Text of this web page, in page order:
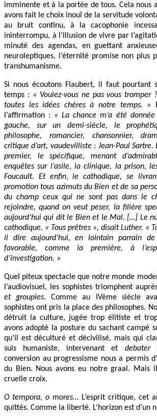
imminente et à la portée de tous. Cela nous
avons fait le choix inouï de la servitude
au bruit continu, à la cacophonie
ininterrompu, à l’illusion de vivre par
minuté des agendas, en guettant
neuroleptiques, l’éternité promise non plus
transhumanisme.
Si nous écoutons Flaubert, il faut pourtant
temps : « Voulez-vous ne pas vous tromper
toutes les idées chères à notre temps. »
l’affirmation : « La chance m’a été
gauche, sur un demi-siècle, le
philosophe, romancier, chansonnier,
critique d’art, vaudevilliste : Jean-Paul
premier, le spécifique, menant
enquêtes sur l’asile, la clinique, la prison,
Foucault. Et enfin, le cathodique, se
promotion tous azimuts du Bien et de sa
du champ ceux qui ne sont pas dans le
rejoindre, quand on veut peser, la filière
aujourd’hui qui dit le Bien et le Mal. […] Le
cathodique. « Tous prêtres », disait Luther. «
il dire aujourd’hui, en lointain parrain de
favorable, comme la première, à
d’investigation. »
Quel piteux spectacle que notre monde
l’audiovisuel, les sophistes triomphent
et groupies. Comme au IVème siècle
sophistes ont pris la place des philosophes.
détruit la culture, jugée trop élitiste et
avons adopté la posture du sachant campé
qu’il est déculturé et décivilisé, mais qui
suis humaniste, intervenant et debater
conversion au progressisme nous a permis
du Bien. Nous avons eu notre graal. Mais
cruelle croix.
O tempora, o mores… L’esprit critique, cet
quittés. Comme la liberté. L’horizon est d’un